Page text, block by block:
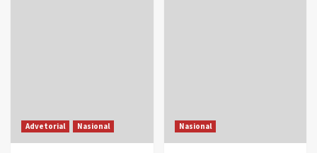
Advetorial Nasional Nasional